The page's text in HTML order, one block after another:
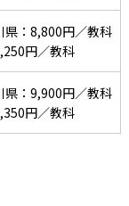
県：8,800円／教科
円／教科
県：9,900円／教科
円／教科